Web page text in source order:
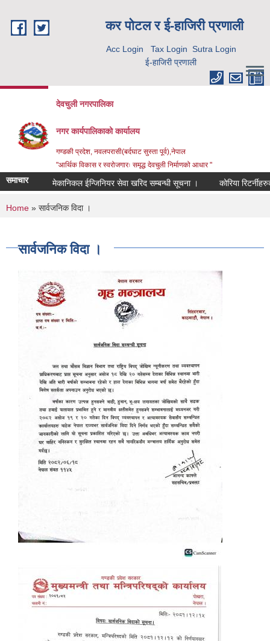
कर पाेटल र ई-हाजिरी प्रणाली
Acc Login Tax Login Sutra Login
ई-हाजिरी प्रणाली
देवचुली नगरपालिका
नगर कार्यपालिकाको कार्यालय
गण्डकी प्रदेश, नवलपरासी(बर्दघाट सुस्ता पूर्व),नेपाल
"आर्थिक विकास र स्वरोजगारः समृद्ध देवचुली निर्माणको आधार "
समाचार मेकानिकल ईन्जिनियर सेवा खरिद सम्बन्धी सूचना । कोरिया
You are here
Home » सार्वजनिक विदा ।
सार्वजनिक विदा ।